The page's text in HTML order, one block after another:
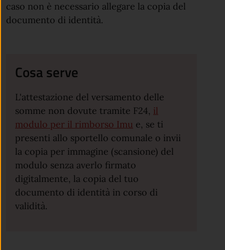
caso non è necessario allegare la copia del
documento di identità.
Cosa serve
L'attestazione del versamento delle
somme non dovute tramite F24, il
modulo per il rimborso Imu e, se ti
presenti allo sportello comunale o invii
la copia per immagine (scansione) del
modulo senza averlo firmato
digitalmente, la copia del tuo
documento di identità in corso di
validità.